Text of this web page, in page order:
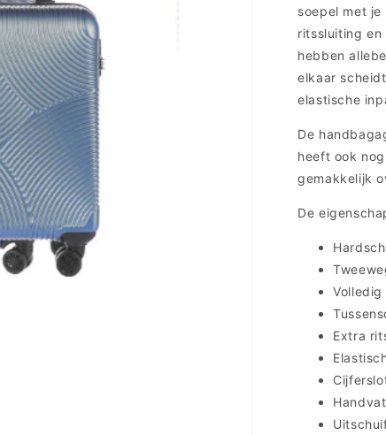
soepel met
ritssluiting
hebben
elkaar
elastische
De
heeft ook
gemakkelijk
De
Extra